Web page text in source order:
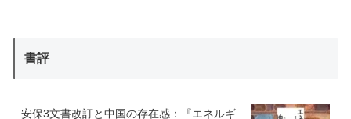
書評
安保3文書改訂と中国の存在感：『エネルギ